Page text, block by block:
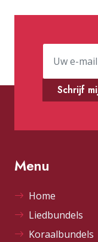
Schrijf
Menu
Home
Liedbundels
Koraalbundels